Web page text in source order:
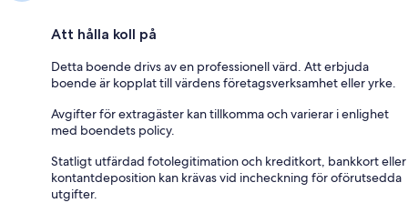
Att hålla koll på
Detta boende drivs av en professionell värd. Att erbjuda
boende är kopplat till värdens företagsverksamhet eller yrke.
Avgifter för extragäster kan tillkomma och varierar i enlighet
med boendets policy.
Statligt utfärdad fotolegitimation och kreditkort, bankkort eller
kontantdeposition kan krävas vid incheckning för oförutsedda
utgifter.